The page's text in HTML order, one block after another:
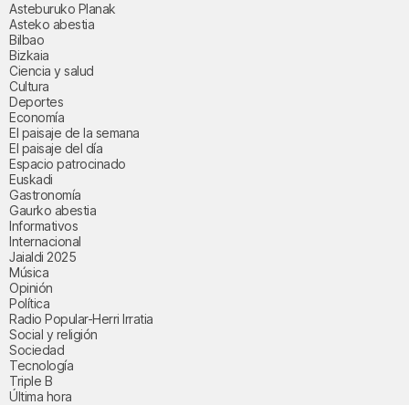
Asteburuko Planak
Asteko abestia
Bilbao
Bizkaia
Ciencia y salud
Cultura
Deportes
Economía
El paisaje de la semana
El paisaje del día
Espacio patrocinado
Euskadi
Gastronomía
Gaurko abestia
Informativos
Internacional
Jaialdi 2025
Música
Opinión
Política
Radio Popular-Herri Irratia
Social y religión
Sociedad
Tecnología
Triple B
Última hora